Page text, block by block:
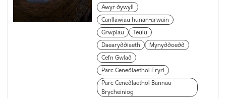
Awyr dywyll
Canllawiau hunan-arwain
Grwpiau
Teulu
Daearyddiaeth
Mynyddoedd
Cefn Gwlad
Parc Cenedlaethol Eryri
Parc Cenedlaethol Bannau
Brycheiniog